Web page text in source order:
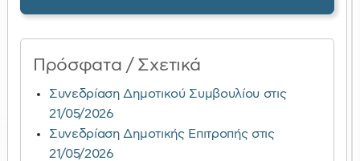
Πρόσφατα / Σχετικά
Συνεδρίαση Δημοτικού Συμβουλίου στις
21/05/2026
Συνεδρίαση Δημοτικής Επιτροπής στις
21/05/2026